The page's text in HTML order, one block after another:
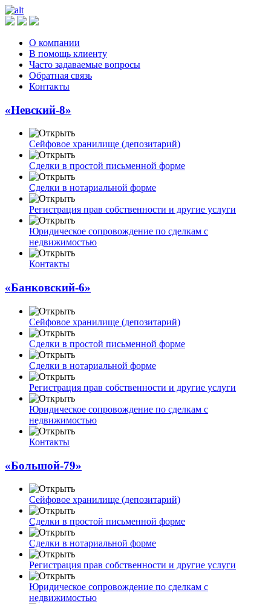
О компании
В помощь клиенту
Часто задаваемые вопросы
Обратная связь
Контакты
«Невский-8»
Сейфовое хранилище (депозитарий)
Сделки в простой письменной форме
Сделки в нотариальной форме
Регистрация прав собственности и другие услуги
Юридическое сопровождение по сделкам с
недвижимостью
Контакты
«Банковский-6»
Сейфовое хранилище (депозитарий)
Сделки в простой письменной форме
Сделки в нотариальной форме
Регистрация прав собственности и другие услуги
Юридическое сопровождение по сделкам с
недвижимостью
Контакты
«Большой-79»
Сейфовое хранилище (депозитарий)
Сделки в простой письменной форме
Сделки в нотариальной форме
Регистрация прав собственности и другие услуги
Юридическое сопровождение по сделкам с
недвижимостью